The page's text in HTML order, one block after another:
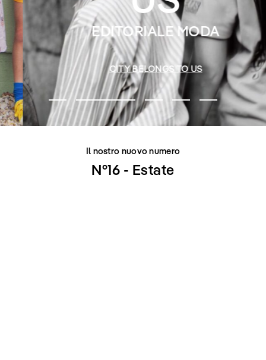
Imprint
EDITORIALE MODA
CITY BELONGS TO US
Il nostro nuovo numero
N°16 - Estate